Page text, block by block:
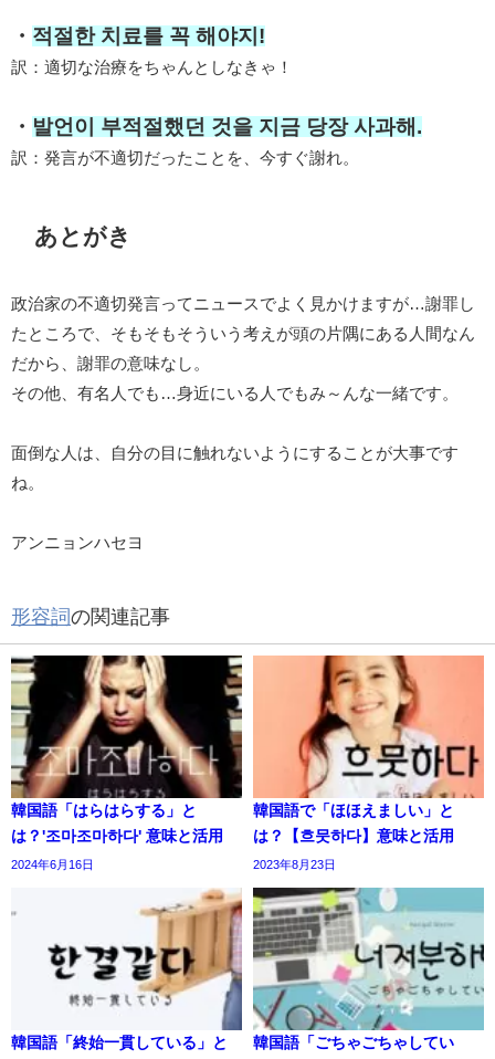
・ 적절한 치료를 꼭 해야지!
訳：適切な治療をちゃんとしなきゃ！
・ 발언이 부적절했던 것을 지금 당장 사과해.
訳：発言が不適切だったことを、今すぐ謝れ。
あとがき
政治家の不適切発言ってニュースでよく見かけますが…謝罪し
たところで、そもそもそういう考えが頭の片隅にある人間なん
だから、謝罪の意味なし。
その他、有名人でも…身近にいる人でもみ～んな一緒です。
面倒な人は、自分の目に触れないようにすることが大事です
ね。
アンニョンハセヨ
形容詞の関連記事
韓国語「はらはらする」と
は？'조마조마하다' 意味と活用
2024年6月16日
韓国語で「ほほえましい」と
は？【흐뭇하다】意味と活用
2023年8月23日
韓国語「終始一貫している」と
韓国語「ごちゃごちゃしてい